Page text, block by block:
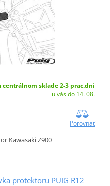
centrálnom sklade 2-3 prac.dni
u vás do 14. 08.
Porovnať
Kawasaki Z900
protektoru PUIG R12